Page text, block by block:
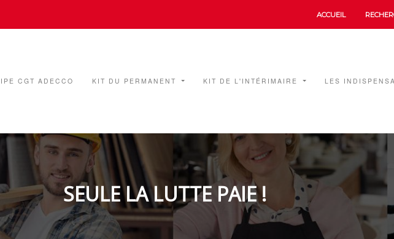
ACCUEIL
CGT ADECCO KIT DU PERMANENT KIT DE L'INTÉRIMAIRE LES
SEULE LA LUTTE PAIE !